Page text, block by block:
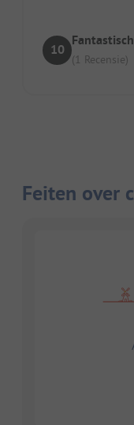
10
Fantastisch
(1 Recensie)
Feiten over